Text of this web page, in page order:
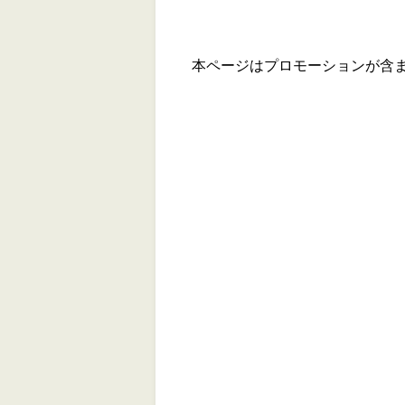
本ページはプロモーションが含